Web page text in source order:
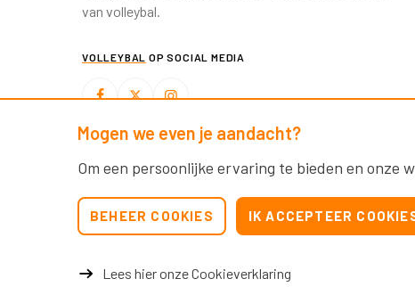
van volleybal.
VOLLEYBAL OP SOCIAL MEDIA
Mogen we even je aandacht?
Om een persoonlijke ervaring te bieden en onze
BEHEER COOKIES IK ACCEPTEER
Lees hier onze Cookieverklaring